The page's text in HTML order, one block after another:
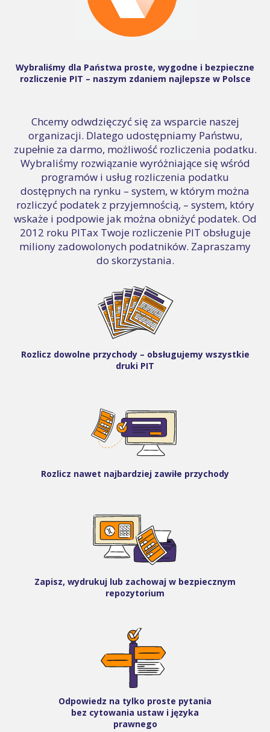
Wybraliśmy dla Państwa proste, wygodne i bezpieczne
rozliczenie PIT – naszym zdaniem najlepsze w Polsce
Chcemy odwdzięczyć się za wsparcie naszej
organizacji. Dlatego udostępniamy Państwu,
zupełnie za darmo, możliwość rozliczenia podatku.
Wybraliśmy rozwiązanie wyróżniające się wśród
programów i usług rozliczenia podatku
dostępnych na rynku – system, w którym można
rozliczyć podatek z przyjemnością, – system, który
wskaże i podpowie jak można obniżyć podatek. Od
2012 roku PITax Twoje rozliczenie PIT obsługuje
miliony zadowolonych podatników. Zapraszamy
do skorzystania.
Rozlicz dowolne przychody – obsługujemy wszystkie
druki PIT
Rozlicz nawet najbardziej zawiłe przychody
Zapisz, wydrukuj lub zachowaj w bezpiecznym
repozytorium
Odpowiedz na tylko proste pytania
bez cytowania ustaw i języka
prawnego